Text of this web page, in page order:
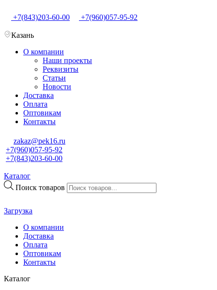
+7(843)203-60-00 +7(960)057-95-92
Казань
О компании
Наши проекты
Реквизиты
Статьи
Новости
Доставка
Оплата
Оптовикам
Контакты
zakaz@pek16.ru
+7(960)057-95-92
+7(843)203-60-00
Каталог
Поиск товаров
Загрузка
О компании
Доставка
Оплата
Оптовикам
Контакты
Каталог